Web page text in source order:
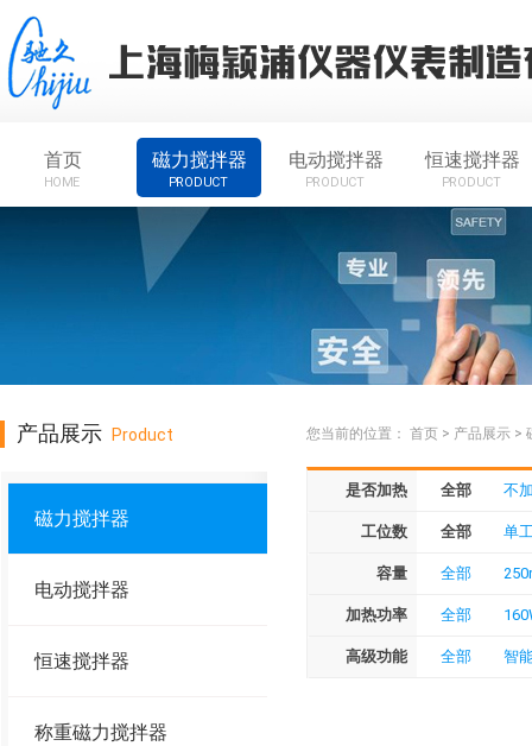
首页
HOME
磁力搅拌器
PRODUCT
电动搅拌器
PRODUCT
恒速搅拌器
PRODUCT
产品展示 Product
磁力搅拌器
电动搅拌器
恒速搅拌器
称重磁力搅拌器
您当前的位置： 首页 > 产品展示 >
是否加热 全部 不
工位数 全部 单
容量 全部
加热功率 全部
高级功能 全部 智